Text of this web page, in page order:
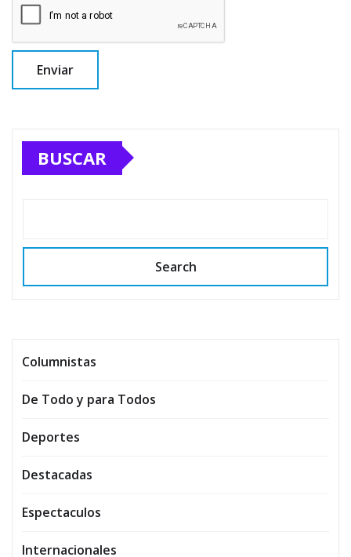
BUSCAR
Search
Columnistas
De Todo y para Todos
Deportes
Destacadas
Espectaculos
Internacionales